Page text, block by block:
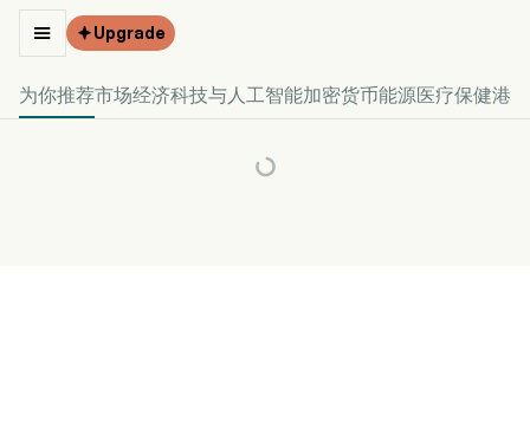
 Upgrade
为你推荐市场经济科技与人工智能加密货币能源医疗保健港